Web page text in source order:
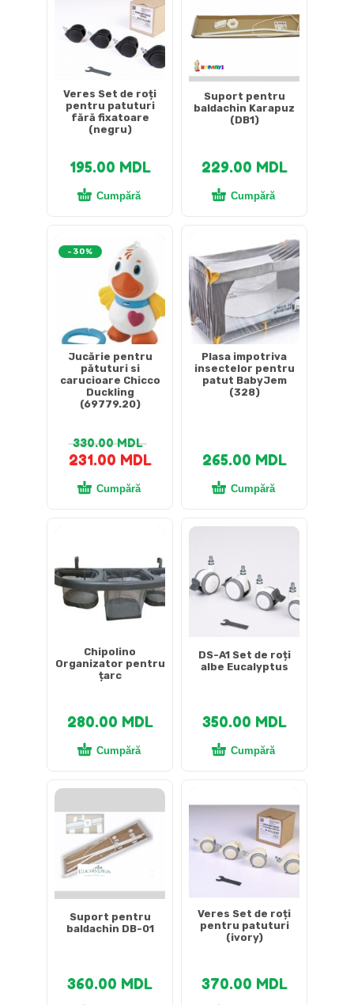
Veres Set de roți
pentru patuturi
fără fixatoare
(negru)
195.00 MDL
Cumpără
Suport pentru
baldachin Karapuz
(DB1)
229.00 MDL
Cumpără
-30%
Jucărie pentru
pătuturi si
carucioare Chicco
Duckling
(69779.20)
330.00MDL
231.00 MDL
Cumpără
Plasa impotriva
insectelor pentru
patut BabyJem
(328)
265.00 MDL
Cumpără
Chipolino
Organizator pentru
țarc
280.00 MDL
Cumpără
DS-A1 Set de roți
albe Eucalyptus
350.00 MDL
Cumpără
Suport pentru
baldachin DB-01
360.00 MDL
Veres Set de roți
pentru patuturi
(ivory)
370.00 MDL